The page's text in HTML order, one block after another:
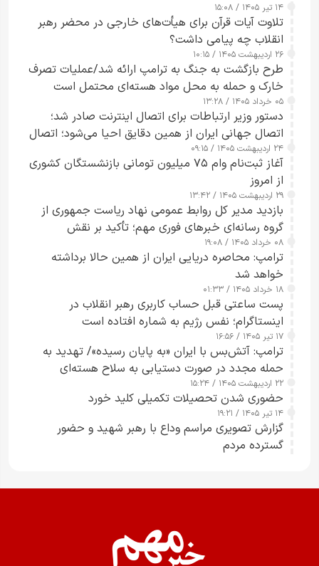
۱۴ تیر ۱۴۰۵ / ۱۵:۰۸
تلاوت آیات قرآن برای هیأت‌های خارجی در محضر رهبر
انقلاب چه پیامی داشت؟
۲۶ اردیبهشت ۱۴۰۵ / ۱۰:۱۵
طرح‌ بازگشت به جنگ به ترامپ ارائه شد/عملیات تصرف
خارک و حمله به محل مواد هسته‌ای محتمل است
۰۵ خرداد ۱۴۰۵ / ۱۳:۲۸
دستور وزیر ارتباطات برای اتصال اینترنت صادر شد؛
اتصال جهانی ایران از همین دقایق احیا می‌شود؛ اتصال
کامل مردم تا ۲۴ ساعت آینده
۲۴ اردیبهشت ۱۴۰۵ / ۰۹:۱۵
آغاز ثبت‌نام وام ۷۵ میلیون تومانی بازنشستگان کشوری
از امروز
۲۹ اردیبهشت ۱۴۰۵ / ۱۳:۴۲
بازدید مدیر کل روابط عمومی نهاد ریاست جمهوری از
گروه رسانه‌ای خبرهای فوری مهم؛ تأکید بر نقش
رسانه‌های هوشمند و مسئول در ارتقای آگاهی عمومی
۰۸ خرداد ۱۴۰۵ / ۱۹:۰۸
ترامپ: محاصره دریایی ایران از همین حالا برداشته
خواهد شد
۱۸ خرداد ۱۴۰۵ / ۰۱:۳۳
پست ساعتی قبل حساب کاربری رهبر انقلاب در
اینستاگرام؛ نفس رژیم به شماره افتاده است​
۱۷ تیر ۱۴۰۵ / ۱۶:۵۶
ترامپ: آتش‌بس با ایران «به پایان رسیده»/ تهدید به
حمله مجدد در صورت دستیابی به سلاح هسته‌ای
۲۲ اردیبهشت ۱۴۰۵ / ۱۵:۲۴
حضوری شدن تحصیلات تکمیلی کلید خورد
۱۴ تیر ۱۴۰۵ / ۱۹:۲۱
گزارش تصویری مراسم وداع با رهبر شهید و حضور
گسترده مردم